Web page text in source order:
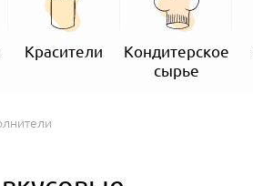
Красители
Кондитерское
сырье